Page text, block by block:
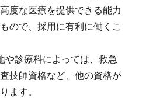
度な医療を提供できる能力
ので、採用に有利に働くこ
や診療科によっては、救急
技師資格など、他の資格が
ます。